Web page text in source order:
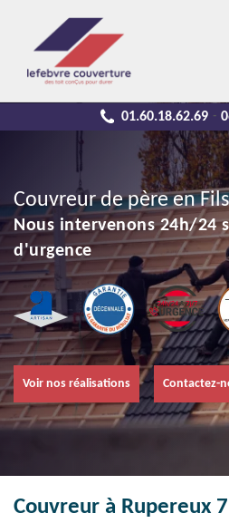
01.60.18.62.69 -
Couvreur de père en Fils
Nous intervenons 24h/24
d'urgence
Voir nos réalisations Contactez-
Couvreur à Rupereux